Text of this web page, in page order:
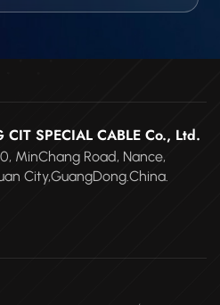
SPECIAL CABLE Co., Ltd.
MinChang Road, Nance,
City,GuangDong.China.